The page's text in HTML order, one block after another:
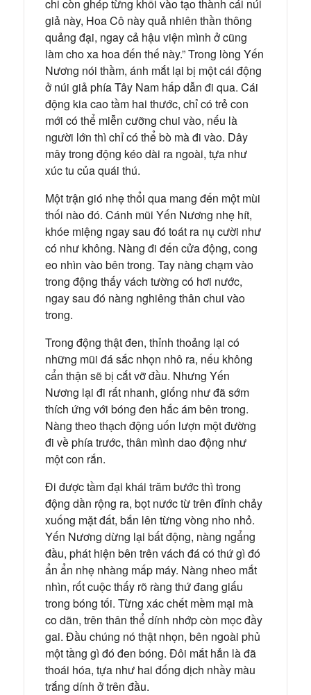
chi còn ghép từng khối vào tạo thành cái núi
giả này, Hoa Cô này quả nhiên thần thông
quảng đại, ngay cả hậu viện mình ở cũng
làm cho xa hoa đến thế này.” Trong lòng Yến
Nương nói thầm, ánh mắt lại bị một cái động
ở núi giả phía Tây Nam hấp dẫn đi qua. Cái
động kia cao tầm hai thước, chỉ có trẻ con
mới có thể miễn cưỡng chui vào, nếu là
người lớn thì chỉ có thể bò mà đi vào. Dây
mây trong động kéo dài ra ngoài, tựa như
xúc tu của quái thú.
Một trận gió nhẹ thổi qua mang đến một mùi
thối nào đó. Cánh mũi Yến Nương nhẹ hít,
khóe miệng ngay sau đó toát ra nụ cười như
có như không. Nàng đi đến cửa động, cong
eo nhìn vào bên trong. Tay nàng chạm vào
trong động thấy vách tường có hơi nước,
ngay sau đó nàng nghiêng thân chui vào
trong.
Trong động thật đen, thỉnh thoảng lại có
những mũi đá sắc nhọn nhô ra, nếu không
cẩn thận sẽ bị cắt vỡ đầu. Nhưng Yến
Nương lại đi rất nhanh, giống như đã sớm
thích ứng với bóng đen hắc ám bên trong.
Nàng theo thạch động uốn lượn một đường
đi về phía trước, thân mình dao động như
một con rắn.
Đi được tầm đại khái trăm bước thì trong
động dần rộng ra, bọt nước từ trên đỉnh chảy
xuống mặt đất, bắn lên từng vòng nho nhỏ.
Yến Nương dừng lại bất động, nàng ngẩng
đầu, phát hiện bên trên vách đá có thứ gì đó
ẩn ẩn nhẹ nhàng mấp máy. Nàng nheo mắt
nhìn, rốt cuộc thấy rõ ràng thứ đang giấu
trong bóng tối. Từng xác chết mềm mại mà
co dãn, trên thân thể dính nhớp còn mọc đầy
gai. Đầu chúng nó thật nhọn, bên ngoài phủ
một tầng gì đó đen bóng. Đôi mắt hẳn là đã
thoái hóa, tựa như hai đống dịch nhầy màu
trắng dính ở trên đầu.